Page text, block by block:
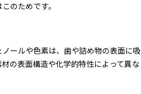
のためです。
ールや色素は、歯や詰め物の表面に吸
の表面構造や化学的特性によって異な